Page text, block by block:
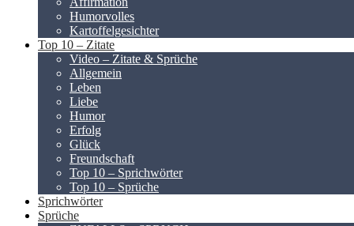
Humorvolles
Kartoffelgesichter
Top 10 – Zitate
Video – Zitate & Sprüche
Allgemein
Leben
Liebe
Humor
Erfolg
Glück
Freundschaft
Top 10 – Sprichwörter
Top 10 – Sprüche
Sprichwörter
Sprüche